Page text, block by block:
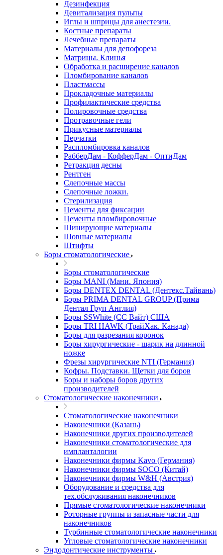
Дезинфекция
Девитализация пульпы
Иглы и шприцы для анестезии.
Костные препараты
Лечебные препараты
Материалы для депофореза
Матрицы. Клинья
Обработка и расширение каналов
Пломбирование каналов
Пластмассы
Прокладочные материалы
Профилактические средства
Полировочные средства
Протравочные гели
Прикусные материалы
Перчатки
Распломбировка каналов
РабберДам - КофферДам - ОптиДам
Ретракция десны
Рентген
Слепочные массы
Слепочные ложки.
Стерилизация
Цементы для фиксации
Цементы пломбировочные
Шинирующие материалы
Шовные материалы
Штифты
Боры стоматологические
Боры стоматологические
Боры MANI (Мани. Япония)
Боры DENTEX DENTAL (Дентекс.Тайвань)
Боры PRIMA DENTAL GROUP (Прима
Дентал Груп Англия)
Боры SSWhite (СС Вайт) США
Боры TRI HAWK (ТрайХак. Канада)
Боры для разрезания коронок
Боры хирургические - шарик на длинной
ножке
Фрезы хирургические NTI (Германия)
Кофры. Подставки. Щетки для боров
Боры и наборы боров других
производителей
Стоматологические наконечники
Стоматологические наконечники
Наконечники (Казань)
Наконечники других производителей
Наконечники стоматологические для
импланталогии
Наконечники фирмы Kavo (Германия)
Наконечники фирмы SOCO (Китай)
Наконечники фирмы W&H (Австрия)
Оборудование и средства для
тех.обслуживания наконечников
Прямые стоматологические наконечники
Роторные группы и запасные части для
наконечников
Турбинные стоматологические наконечники
Угловые стоматологические наконечники
Эндодонтические инструменты